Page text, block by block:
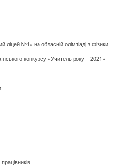
ліцей №1» на обласній олімпіаді з фізики
конкурсу «Учитель року – 2021»